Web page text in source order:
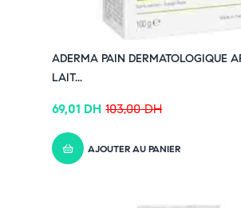
cliquez ici
✔ Suivez-nous sur TikTok –
✔ Rejoignez-nous sur Instagram –
ADERMA PAIN DERMATOLOGIQUE
LAIT...
103,00DH
69,01 DH
AJOUTER AU PANIER